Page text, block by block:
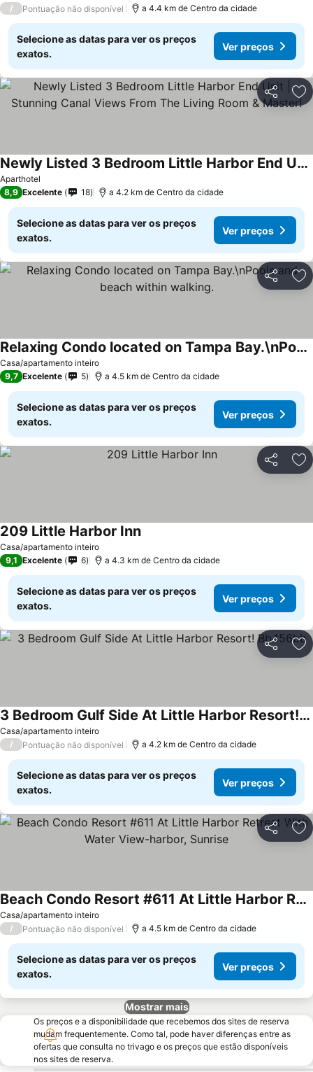
/ Pontuação não disponível a 4.4 km de Centro da cidade
Selecione as datas para ver os preços
exatos.
Ver preços
Partilhar
Aparthotel
Newly Listed 3 Bedroom Little Harbor End Unit | Stunning Canal Views From The Living Room & Master!
8,9 Excelente 18 a 4.2 km de Centro da cidade
Selecione as datas para ver os preços
exatos.
Ver preços
Partilhar
Casa/apartamento inteiro
Relaxing Condo located on Tampa Bay.\nPools and beach within walking.
9,7 Excelente 5 a 4.5 km de Centro da cidade
Selecione as datas para ver os preços
exatos.
Ver preços
Partilhar
Casa/apartamento inteiro
209 Little Harbor Inn
9,1 Excelente 6 a 4.3 km de Centro da cidade
Selecione as datas para ver os preços
exatos.
Ver preços
Partilhar
Casa/apartamento inteiro
3 Bedroom Gulf Side At Little Harbor Resort! Bb456bb
/ Pontuação não disponível a 4.2 km de Centro da cidade
Selecione as datas para ver os preços
exatos.
Ver preços
Partilhar
Casa/apartamento inteiro
Beach Condo Resort #611 At Little Harbor Retreat With Water View-harbor, Sunrise
/ Pontuação não disponível a 4.5 km de Centro da cidade
Selecione as datas para ver os preços
exatos.
Ver preços
Mostrar mais
Os preços e a disponibilidade que recebemos dos sites de reserva
mudam frequentemente. Como tal, pode haver diferenças entre as
ofertas que consulta no trivago e os preços que estão disponíveis
nos sites de reserva.